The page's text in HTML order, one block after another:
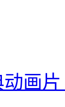
画